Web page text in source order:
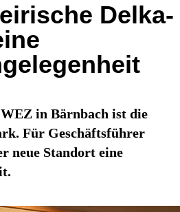
Delka-
in Bärnbach ist die
Für Geschäftsführer
neue Standort eine